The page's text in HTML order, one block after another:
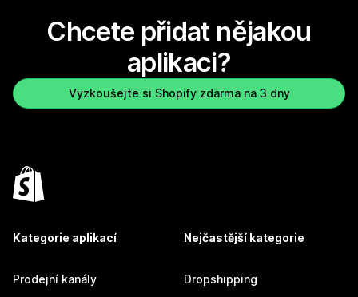
Chcete přidat nějakou
aplikaci?
Vyzkoušejte si Shopify zdarma na 3 dny
Kategorie aplikací
Prodejní kanály
Nejčastější kategorie
Dropshipping